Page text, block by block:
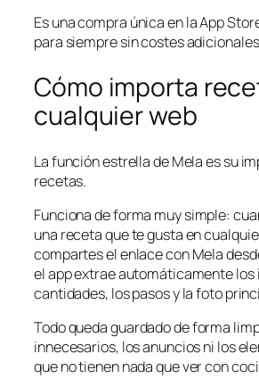
Es una compra única en la App
para siempre sin costes
Cómo importa
cualquier web
La función estrella de Mela es su
recetas.
Funciona de forma muy simple:
una receta que te gusta en
compartes el enlace con Mela
el app extrae automáticamente los
cantidades, los pasos y la foto
Todo queda guardado de forma
innecesarios, los anuncios ni los
que no tienen nada que ver con